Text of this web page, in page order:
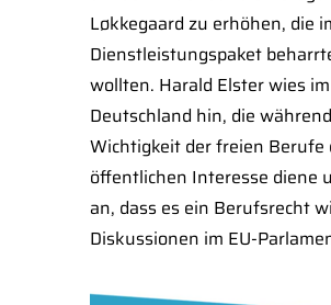
Løkkegaard zu erhöhen, die
Dienstleistungspaket
wollten. Harald Elster wies
Deutschland hin, die
Wichtigkeit der freien Berufe
öffentlichen Interesse diene
an, dass es ein Berufsrecht
Diskussionen im EU-